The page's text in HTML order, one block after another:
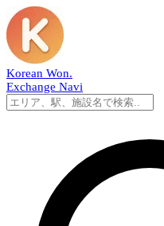
Korean Won.
Exchange Navi